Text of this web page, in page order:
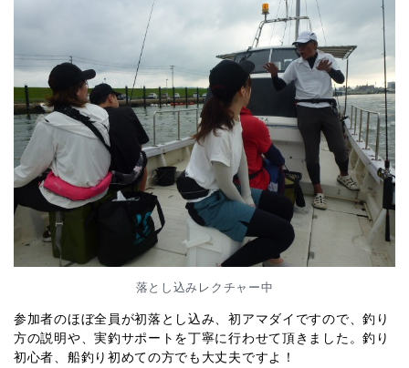
落とし込みレクチャー中
参加者のほぼ全員が初落とし込み、初アマダイですので、釣り
方の説明や、実釣サポートを丁寧に行わせて頂きました。釣り
初心者、船釣り初めての方でも大丈夫ですよ！